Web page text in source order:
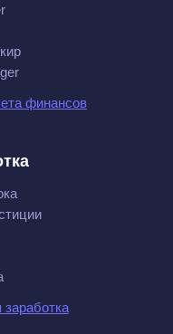
финансов